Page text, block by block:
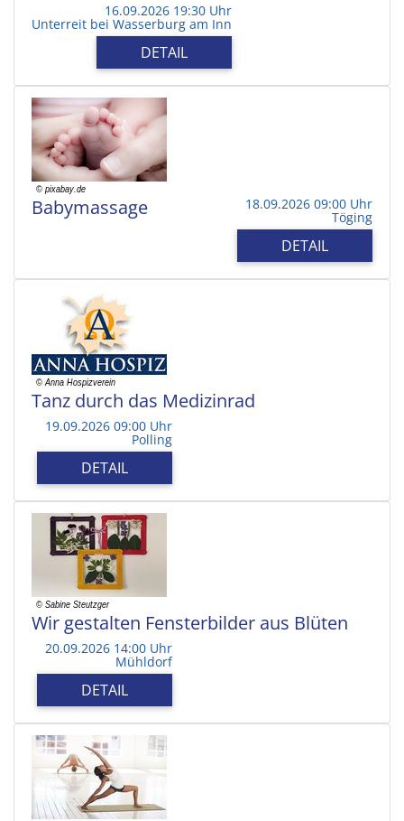
16.09.2026 19:30 Uhr
Unterreit bei Wasserburg am Inn
DETAIL
Babymassage 18.09.2026 09:00 Uhr
Töging
DETAIL
Tanz durch das Medizinrad
19.09.2026 09:00 Uhr
Polling
DETAIL
Wir gestalten Fensterbilder aus Blüten
20.09.2026 14:00 Uhr
Mühldorf
DETAIL